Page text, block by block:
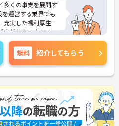
多くの事業を展開す
運営する業界でも
充実した福利厚生が
度がありますので、
ある方には、面接対
話しいたしますの
無料 紹介してもらう